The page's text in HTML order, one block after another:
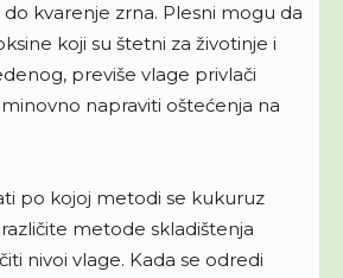
kvarenje zrna. Plesni mogu da
koji su štetni za životinje i
previše vlage privlači
napraviti oštećenja na
po kojoj metodi se kukuruz
metode skladištenja
nivoi vlage. Kada se odredi